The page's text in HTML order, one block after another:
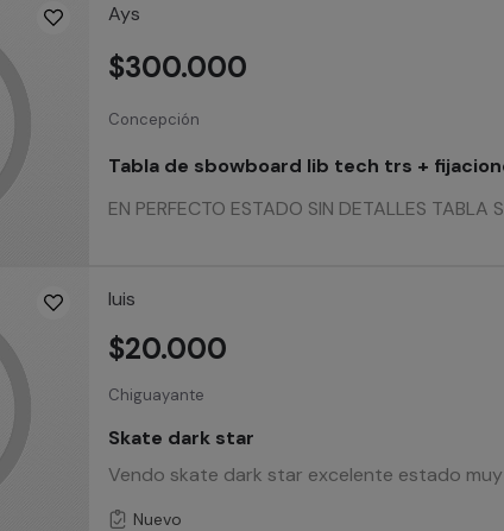
Ays
Concepción
Tabla de sbowboard lib tech trs +
EN PERFECTO ESTADO SIN DETALLES
$300.000
luis
Chiguayante
Skate dark star
Vendo skate dark star excelente estado
$20.000
Nuevo